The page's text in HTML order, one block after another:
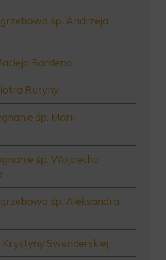
śp. Andrzeja
Bardena
Rutyny
śp. Marii
śp. Wojciecha
śp. Aleksandra
Krystyny Swenderskiej